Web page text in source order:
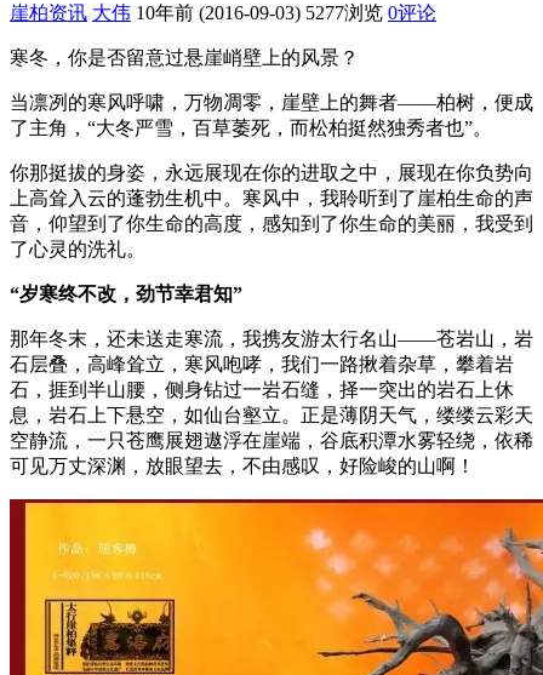
崖柏资讯 大伟 10年前 (2016-09-03) 5277浏览 0评论
寒冬，你是否留意过悬崖峭壁上的风景？
当凛冽的寒风呼啸，万物凋零，崖壁上的舞者——柏树，便成
了主角，“大冬严雪，百草萎死，而松柏挺然独秀者也”。
你那挺拔的身姿，永远展现在你的进取之中，展现在你负势向
上高耸入云的蓬勃生机中。寒风中，我聆听到了崖柏生命的声
音，仰望到了你生命的高度，感知到了你生命的美丽，我受到
了心灵的洗礼。
“岁寒终不改，劲节幸君知”
那年冬末，还未送走寒流，我携友游太行名山——苍岩山，岩
石层叠，高峰耸立，寒风咆哮，我们一路揪着杂草，攀着岩
石，捱到半山腰，侧身钻过一岩石缝，择一突出的岩石上休
息，岩石上下悬空，如仙台壑立。正是薄阴天气，缕缕云彩天
空静流，一只苍鹰展翅遨浮在崖端，谷底积潭水雾轻绕，依稀
可见万丈深渊，放眼望去，不由感叹，好险峻的山啊！